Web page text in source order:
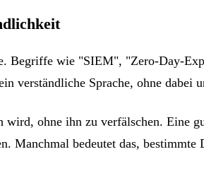
Begriffe wie "SIEM", "Zero-Day-
verständliche Sprache, ohne dabei
ohne ihn zu verfälschen. Eine
bedeutet das, bestimmte